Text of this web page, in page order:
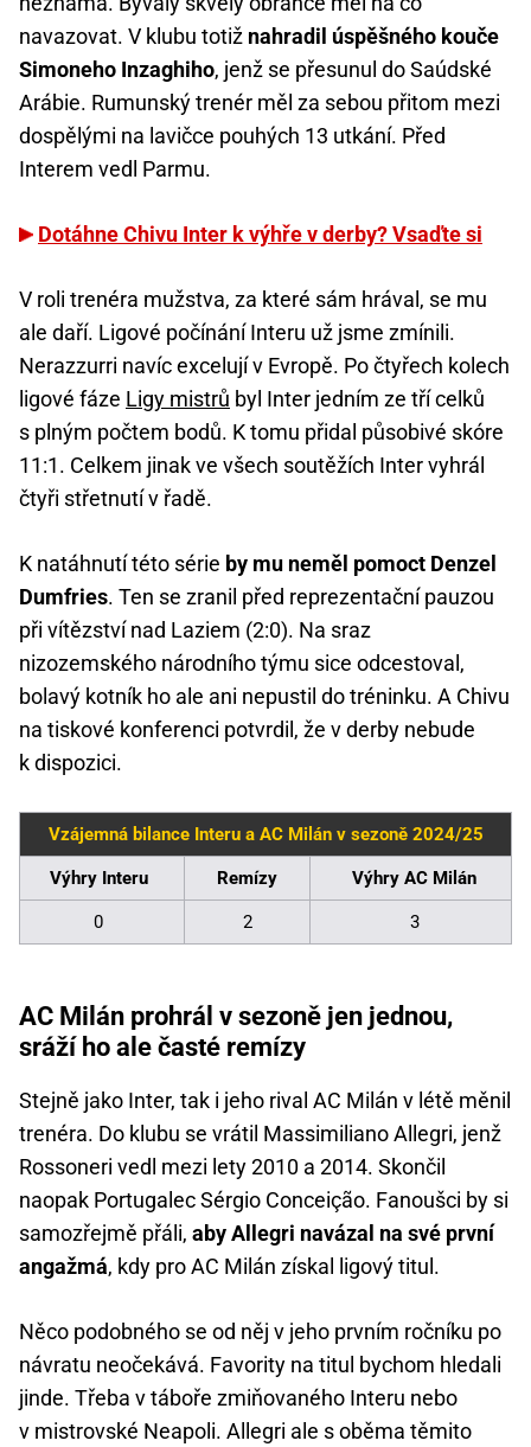
navazovat. V klubu totiž nahradil úspěšného kouče
Simoneho Inzaghiho, jenž se přesunul do Saúdské
Arábie. Rumunský trenér měl za sebou přitom mezi
dospělými na lavičce pouhých 13 utkání. Před
Interem vedl Parmu.
Dotáhne Chivu Inter k výhře v derby? Vsaďte si
V roli trenéra mužstva, za které sám hrával, se mu
ale daří. Ligové počínání Interu už jsme zmínili.
Nerazzurri navíc excelují v Evropě. Po čtyřech kolech
ligové fáze Ligy mistrů byl Inter jedním ze tří celků
s plným počtem bodů. K tomu přidal působivé skóre
11:1. Celkem jinak ve všech soutěžích Inter vyhrál
čtyři střetnutí v řadě.
K natáhnutí této série by mu neměl pomoct Denzel
Dumfries. Ten se zranil před reprezentační pauzou
při vítězství nad Laziem (2:0). Na sraz
nizozemského národního týmu sice odcestoval,
bolavý kotník ho ale ani nepustil do tréninku. A Chivu
na tiskové konferenci potvrdil, že v derby nebude
k dispozici.
Vzájemná bilance Interu a AC Milán v sezoně 2024/25
Výhry Interu Remízy Výhry AC Milán
0 2 3
AC Milán prohrál v sezoně jen jednou,
sráží ho ale časté remízy
Stejně jako Inter, tak i jeho rival AC Milán v létě měnil
trenéra. Do klubu se vrátil Massimiliano Allegri, jenž
Rossoneri vedl mezi lety 2010 a 2014. Skončil
naopak Portugalec Sérgio Conceição. Fanoušci by si
samozřejmě přáli, aby Allegri navázal na své první
angažmá, kdy pro AC Milán získal ligový titul.
Něco podobného se od něj v jeho prvním ročníku po
návratu neočekává. Favority na titul bychom hledali
jinde. Třeba v táboře zmiňovaného Interu nebo
v mistrovské Neapoli. Allegri ale s oběma těmito